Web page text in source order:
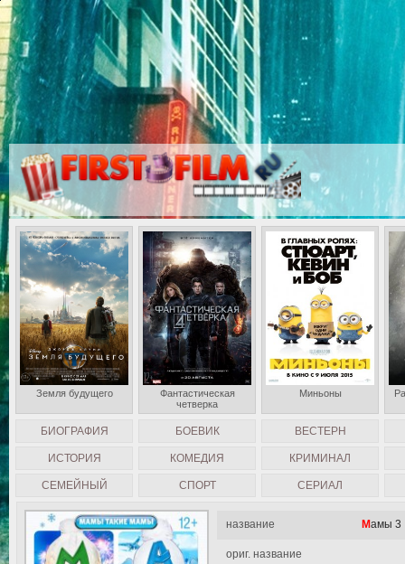
название Мамы 3
ориг. название
БИОГРАФИЯ БОЕВИК ВЕСТЕРН
ИСТОРИЯ КОМЕДИЯ КРИМИНАЛ
СЕМЕЙНЫЙ СПОРТ СЕРИАЛ
Земля будущего
Фантастическая
четверка
Миньоны